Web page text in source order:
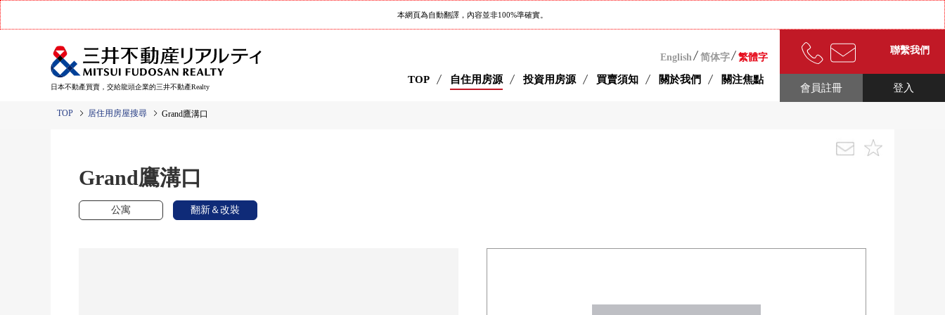
本網頁為自動翻譯，內容並非100%準確實。
日本不動產買賣，交給龍頭企業的三井不動產Realty
English 简体字 繁體字
TOP 自住用房源 投資用房源 買賣須知 關於我們 關注焦點
聯繫我們
登入
會員註冊
TOP 居住用房屋搜尋 Grand鷹溝口
Grand鷹溝口
公寓 翻新＆改裝